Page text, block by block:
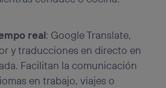
real: Google Translate,
y traducciones en directo en
Facilitan la comunicación
en trabajo, viajes o